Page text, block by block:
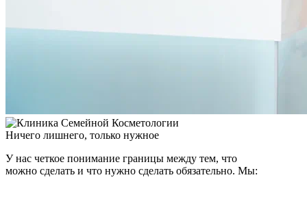
Ничего лишнего, только нужное
У нас четкое понимание границы между тем, что
можно сделать и что нужно сделать обязательно. Мы: